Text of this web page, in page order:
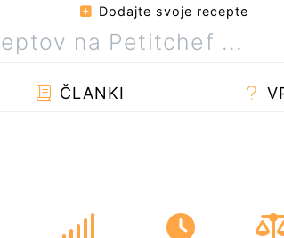
Dodajte svoje recepte
ČLANKI